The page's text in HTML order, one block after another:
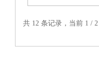
共 12 条记录，当前 1